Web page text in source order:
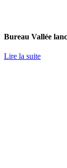
Bureau Vallée
Lire la suite